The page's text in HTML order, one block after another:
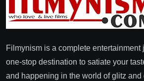
Filmynism is a complete entertainment
one-stop destination to satiate your
and happening in the world of glitz and